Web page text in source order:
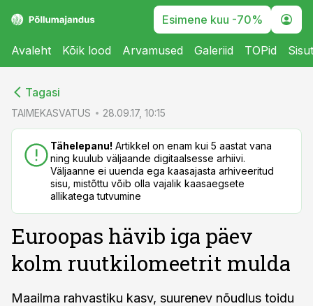
Esimene kuu -70%
Avaleht Kõik lood Arvamused Galeriid TOPid
Tagasi
TAIMEKASVATUS 28.09.17, 10:15
Tähelepanu! Artikkel on enam kui 5 aastat vana
ning kuulub väljaande digitaalsesse arhiivi.
Väljaanne ei uuenda ega kaasajasta arhiveeritud
sisu, mistõttu võib olla vajalik kaasaegsete
allikatega tutvumine
Euroopas hävib iga päev
kolm ruutkilomeetrit mulda
Maailma rahvastiku kasv, suurenev nõudlus toidu